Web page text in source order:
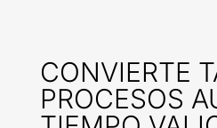
CONVIERTE
PROCESOS